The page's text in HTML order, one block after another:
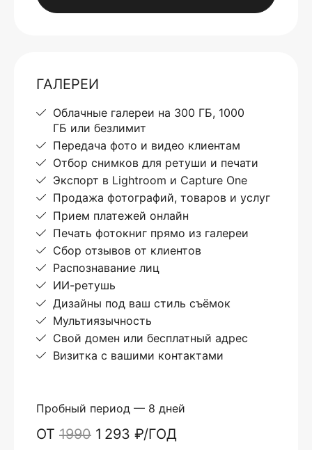
ГАЛЕРЕИ
Облачные галереи на 300 ГБ, 1000
ГБ или безлимит
Передача фото и видео клиентам
Отбор снимков для ретуши и печати
Экспорт в Lightroom и Capture One
Продажа фотографий, товаров и услуг
Прием платежей онлайн
Печать фотокниг прямо из галереи
Сбор отзывов от клиентов
Распознавание лиц
ИИ-ретушь
Дизайны под ваш стиль съёмок
Мультиязычность
Свой домен или бесплатный адрес
Визитка с вашими контактами
Пробный период — 8 дней
ОТ 1990 1 293 ₽/ГОД